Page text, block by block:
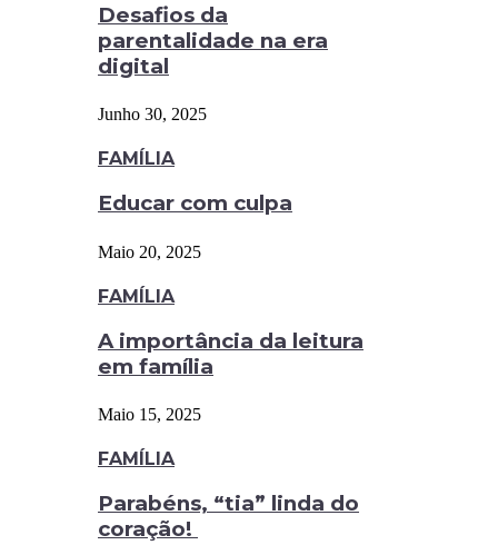
Desafios da
parentalidade na era
digital
Junho 30, 2025
FAMÍLIA
Educar com culpa
Maio 20, 2025
FAMÍLIA
A importância da leitura
em família
Maio 15, 2025
FAMÍLIA
Parabéns, “tia” linda do
coração!